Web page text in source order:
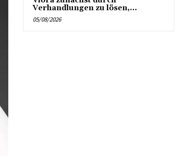
Verhandlungen zu lösen,...
05/08/2026